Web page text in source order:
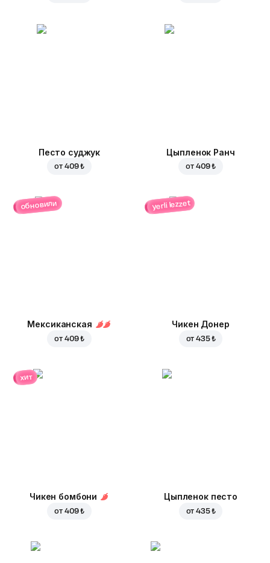
Песто суджук
от 409 ₺
Цыпленок Ранч
от 409 ₺
обновили
Мексиканская
от 409 ₺
yerli lezzet
Чикен Донер
от435 ₺
хит
Чикен бомбони
от 409 ₺
Цыпленок песто
от435 ₺